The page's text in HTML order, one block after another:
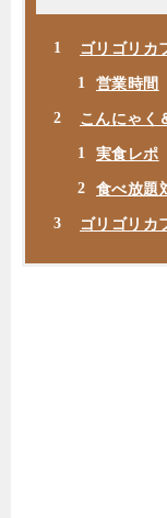
ゴリゴリカ
営業時間
こんにゃく
実食レポ
食べ放題
ゴリゴリカ